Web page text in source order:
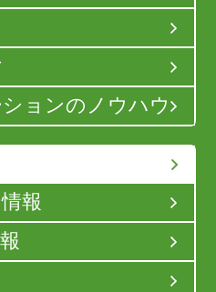
ョンのノウハウ
報